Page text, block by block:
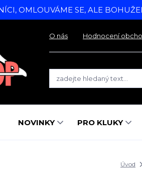
OMLOUVÁME SE, ALE
O nás Hodnocení
NOVINKY PRO KLUKY
Úvod